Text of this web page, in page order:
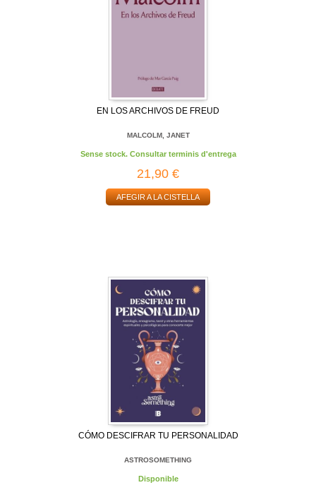
EN LOS ARCHIVOS DE FREUD
MALCOLM, JANET
Sense stock. Consultar terminis d'entrega
21,90 €
AFEGIR A LA CISTELLA
CÓMO DESCIFRAR TU PERSONALIDAD
ASTROSOMETHING
Disponible